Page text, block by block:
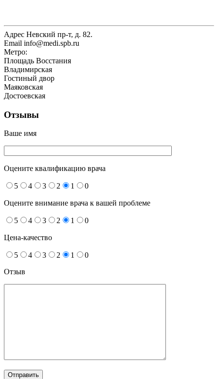
Адрес Невский пр-т, д. 82.
Email info@medi.spb.ru
Метро:
Площадь Восстания
Владимирская
Гостиный двор
Маяковская
Достоевская
Отзывы
Ваше имя
Оцените квалификацию врача
5 4 3 2 1 0
Оцените внимание врача к вашей проблеме
5 4 3 2 1 0
Цена-качество
5 4 3 2 1
0
Отзыв